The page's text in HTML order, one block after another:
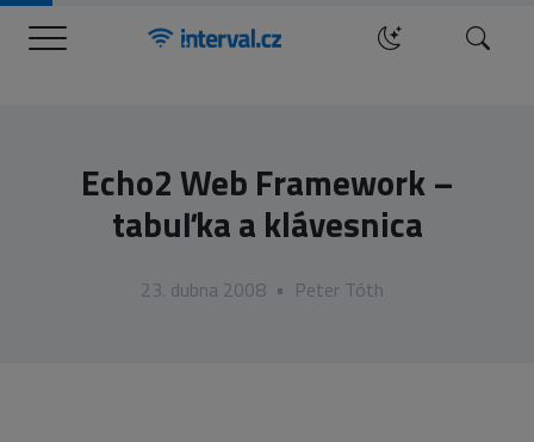
Menu Hledat
Echo2 Web Framework –
tabuľka a klávesnica
23. dubna 2008 • Peter Tóth